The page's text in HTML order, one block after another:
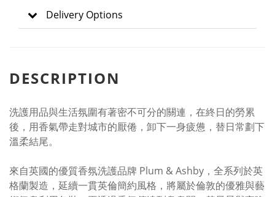
Delivery Options
DESCRIPTION
洗護用品與生活氛圍有著密不可分的關連，在終日的勞累
後，用香氣帶走對城市的厭倦，卸下一身疲憊，替日常劃下
溫柔結尾。
來自英國的優質香氛洗護品牌 Plum & Ashby，全系列於英
格蘭製造，延續一貫英倫簡約風格，將屬於倫敦的優雅與藝